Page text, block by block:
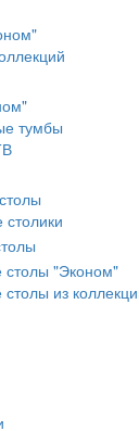
тумбы
"Эконом"
из